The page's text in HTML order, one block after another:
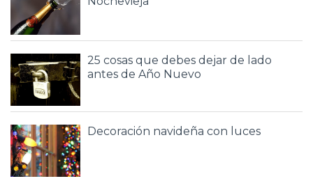
25 cosas que debes dejar de lado
antes de Año Nuevo
Decoración navideña con luces